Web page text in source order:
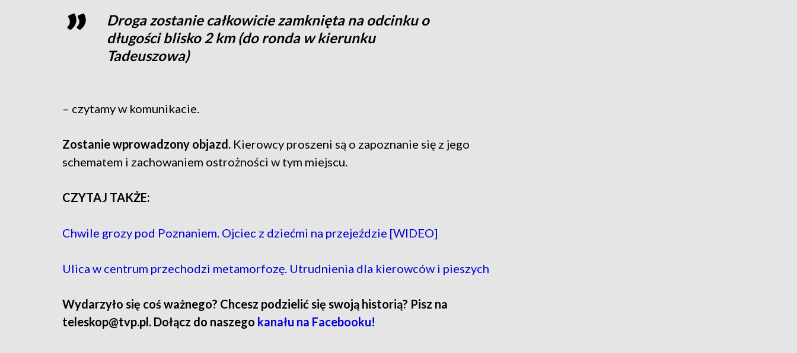
Droga zostanie całkowicie zamknięta na odcinku o
długości blisko 2 km (do ronda w kierunku
Tadeuszowa)
– czytamy w komunikacie.
Zostanie wprowadzony objazd. Kierowcy proszeni są o zapoznanie się z jego
schematem i zachowaniem ostrożności w tym miejscu.
CZYTAJ TAKŻE:
Chwile grozy pod Poznaniem. Ojciec z dziećmi na przejeździe [WIDEO]
Ulica w centrum przechodzi metamorfozę. Utrudnienia dla kierowców i pieszych
Wydarzyło się coś ważnego? Chcesz podzielić się swoją historią? Pisz na
teleskop@tvp.pl. Dołącz do naszego kanału na Facebooku!